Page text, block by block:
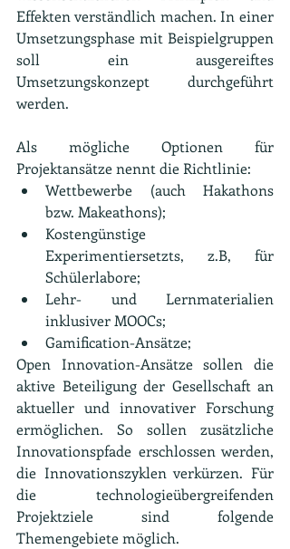
Effekten verständlich machen. In einer
Umsetzungsphase mit Beispielgruppen
soll ein ausgereiftes
Umsetzungskonzept durchgeführt
werden.
Als mögliche Optionen für
Projektansätze nennt die Richtlinie:
Wettbewerbe (auch Hakathons
bzw. Makeathons);
Kostengünstige
Experimentiersetzts, z.B, für
Schülerlabore;
Lehr- und Lernmaterialien
inklusiver MOOCs;
Gamification-Ansätze;
Open Innovation-Ansätze sollen die
aktive Beteiligung der Gesellschaft an
aktueller und innovativer Forschung
ermöglichen. So sollen zusätzliche
Innovationspfade erschlossen werden,
die Innovationszyklen verkürzen. Für
die technologieübergreifenden
Projektziele sind folgende
Themengebiete möglich.